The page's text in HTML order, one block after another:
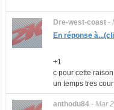
Dre-west-coast-
En réponse
+1
c pour cette
un temps tres
anthodu84- Mar